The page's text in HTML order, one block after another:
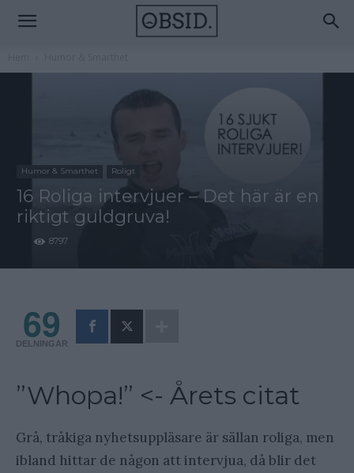
Humor & Smarthet Roligt
16 Roliga intervjuer – Det här är en
riktigt guldgruva!
8797
69
DELNINGAR
”Whopa!” <- Årets citat
Grå, tråkiga nyhetsuppläsare är sällan roliga, men
ibland hittar de någon att intervjua, då blir det